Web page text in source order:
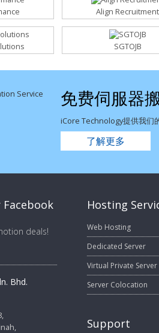
Align Recruitment
SGTOJB
免费伺服器
iCore Technology提供我们
了解更多
deals!
Bhd.
Hosting
Web Hosting
Dedicated Server
Virtual Private Server
Server Colocation
Support